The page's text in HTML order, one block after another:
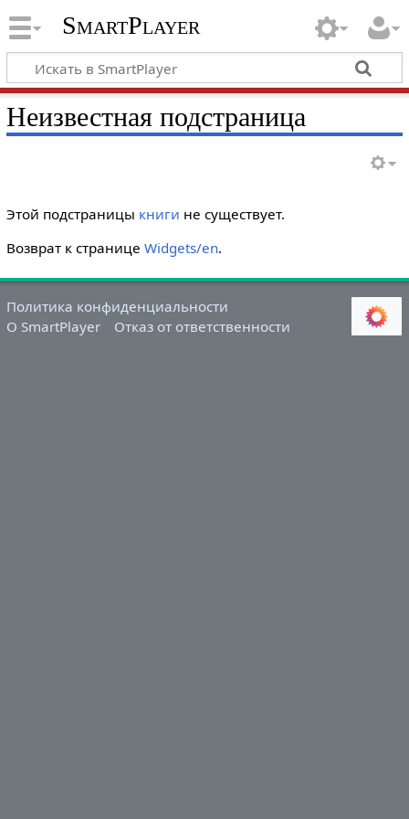
SmartPlayer
Неизвестная подстраница
Этой подстраницы книги не существует.
Возврат к странице Widgets/en.
Политика конфиденциальности
О SmartPlayer
Отказ от ответственности